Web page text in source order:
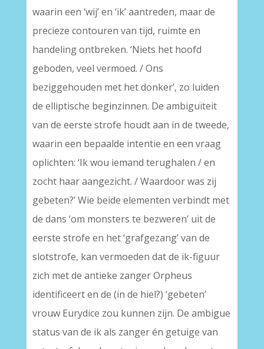
waarin een ‘wij’ en ‘ik’ aantreden, maar de
precieze contouren van tijd, ruimte en
handeling ontbreken. ‘Niets het hoofd
geboden, veel vermoed. / Ons
beziggehouden met het donker’, zo luiden
de elliptische beginzinnen. De ambiguïteit
van de eerste strofe houdt aan in de tweede,
waarin een bepaalde intentie en een vraag
oplichten: ‘Ik wou iemand terughalen / en
zocht haar aangezicht. / Waardoor was zij
gebeten?’ Wie beide elementen verbindt met
de dans ‘om monsters te bezweren’ uit de
eerste strofe en het ‘grafgezang’ van de
slotstrofe, kan vermoeden dat de ik-figuur
zich met de antieke zanger Orpheus
identificeert en de (in de hiel?) ‘gebeten’
vrouw Eurydice zou kunnen zijn. De ambigue
status van de ik als zanger én getuige van